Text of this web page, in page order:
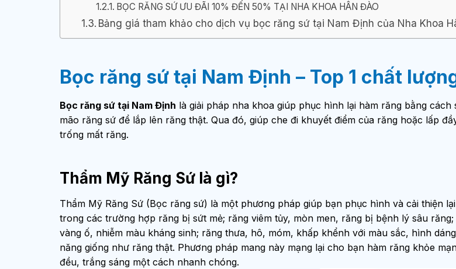
BỌC RĂNG SỨ ƯU ĐÃI 10% ĐẾN 50% TẠI NHA KHOA HÂN ĐÀO
Bảng giá tham khảo cho dịch vụ bọc răng sứ tại Nam Định của Nha Khoa
Bọc răng sứ tại Nam Định – Top 1 chất
Bọc răng sứ tại Nam Định là giải pháp nha khoa giúp phục hình lại hàm răng bằng cách
mão răng sứ để lắp lên răng thật. Qua đó, giúp che đi khuyết điểm của răng hoặc lấp
trống mất răng.
Thẩm Mỹ Răng Sứ là gì?
Thẩm Mỹ Răng Sứ (Bọc răng sứ) là một phương pháp giúp bạn phục hình và cải thiện
trong các trường hợp răng bị sứt mẻ; răng viêm tủy, mòn men, răng bị bệnh lý sâu
vàng ố, nhiễm màu kháng sinh; răng thưa, hô, móm, khấp khểnh với màu sắc, hình
năng giống như răng thật. Phương pháp mang này mạng lại cho bạn hàm răng khỏe
đều, trắng sáng một cách nhanh chóng.